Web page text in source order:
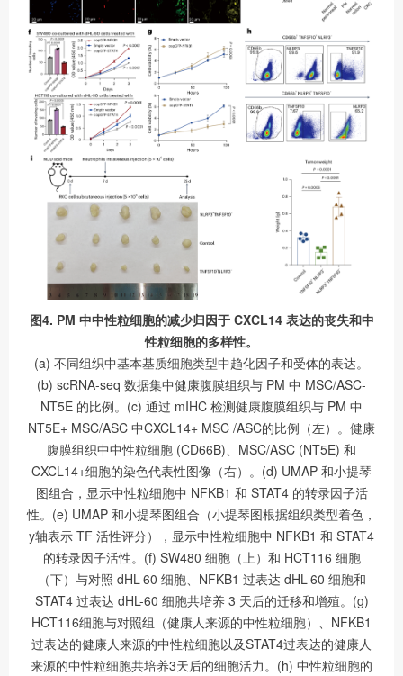
图4. PM 中中性粒细胞的减少归因于 CXCL14 表达的丧失和中
性粒细胞的多样性。
(a) 不同组织中基本基质细胞类型中趋化因子和受体的表达。
(b) scRNA-seq 数据集中健康腹膜组织与 PM 中 MSC/ASC-
NT5E 的比例。(c) 通过 mIHC 检测健康腹膜组织与 PM 中
NT5E+ MSC/ASC 中CXCL14+ MSC /ASC的比例（左）。健康
腹膜组织中中性粒细胞 (CD66B)、MSC/ASC (NT5E) 和
CXCL14+细胞的染色代表性图像（右）。(d) UMAP 和小提琴
图组合，显示中性粒细胞中 NFKB1 和 STAT4 的转录因子活
性。(e) UMAP 和小提琴图组合（小提琴图根据组织类型着色，
y轴表示 TF 活性评分），显示中性粒细胞中 NFKB1 和 STAT4
的转录因子活性。(f) SW480 细胞（上）和 HCT116 细胞
（下）与对照 dHL-60 细胞、NFKB1 过表达 dHL-60 细胞和
STAT4 过表达 dHL-60 细胞共培养 3 天后的迁移和增殖。(g)
HCT116细胞与对照组（健康人来源的中性粒细胞）、NFKB1
过表达的健康人来源的中性粒细胞以及STAT4过表达的健康人
来源的中性粒细胞共培养3天后的细胞活力。(h) 中性粒细胞的